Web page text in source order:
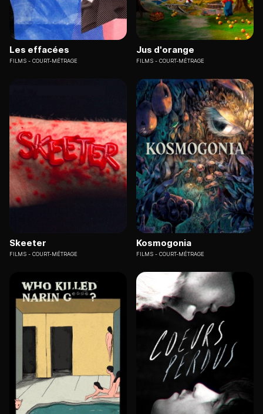
Les effacées
FILMS COURT-MÉTRAGE
Jus d'orange
FILMS COURT-MÉTRAGE
Skeeter
FILMS COURT-MÉTRAGE
Kosmogonia
FILMS COURT-MÉTRAGE